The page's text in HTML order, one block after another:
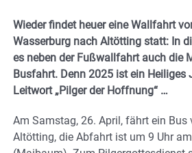
Wieder findet heuer eine Wallfahrt
Wasserburg nach Altötting statt: In
es neben der Fußwallfahrt auch die
Busfahrt. Denn 2025 ist ein Heiliges
Leitwort „Pilger der Hoffnung“ …
Am Samstag, 26. April, fährt ein Bus
Altötting, die Abfahrt ist um 9 Uhr